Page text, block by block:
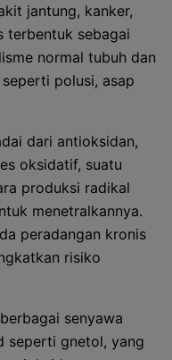
jantung, kanker,
terbentuk sebagai
normal tubuh dan
polusi, asap
dari antioksidan,
oksidatif, suatu
produksi radikal
menetralkannya.
peradangan kronis
risiko
senyawa
seperti gnetol, yang